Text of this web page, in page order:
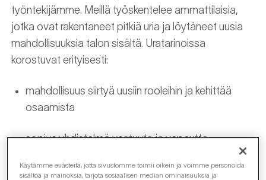
työntekijämme. Meillä työskentelee ammattilaisia,
jotka ovat rakentaneet pitkiä uria ja löytäneet uusia
mahdollisuuksia talon sisältä. Uratarinoissa
korostuvat erityisesti:
mahdollisuus siirtyä uusiin rooleihin ja kehittää
osaamista
sopiva yhdistelmä vastuuta ja vapautta
kannustava ja huumorintajuinen työyhteisö
Käytämme evästeitä, jotta sivustomme toimii oikein ja voimme personoida
sisältöä ja mainoksia, tarjota sosiaalisen median ominaisuuksia ja